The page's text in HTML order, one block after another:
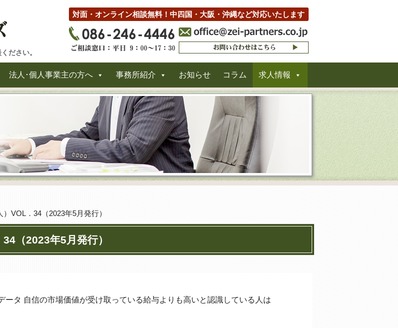
ださい。
対面・オンライン相談無料！中四国・大阪・沖縄など対応いたします
法人･個人事業主の方へ 事務所紹介 お知らせ コラム 求人情報
VOL．34（2023年5月発行）
（2023年5月発行）
ータ 自信の市場価値が受け取っている給与よりも高いと認識している人は